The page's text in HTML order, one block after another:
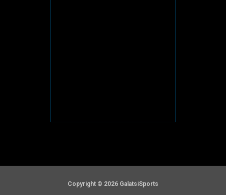
Copyright © 2026 GalatsiSports